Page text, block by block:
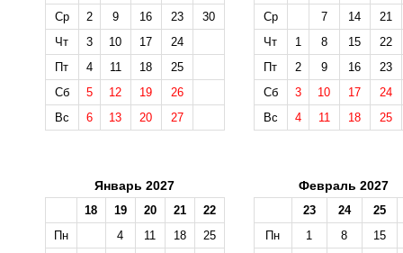
Ср
2 9 16 23
30
Чт
3 10 17
24
Пт
4 11 18
25
Сб
5 12 19
26
Вс
6 13 20 27
Ср
7 14
21
Чт
1 8 15
22
Пт
2 9 16
23
Сб
3 10 17
24
Вс
4 11 18 25
Январь 2027
18 19 20 21
22
Пн
4 11 18
25
Февраль 2027
23 24
25
Пн
1 8
15